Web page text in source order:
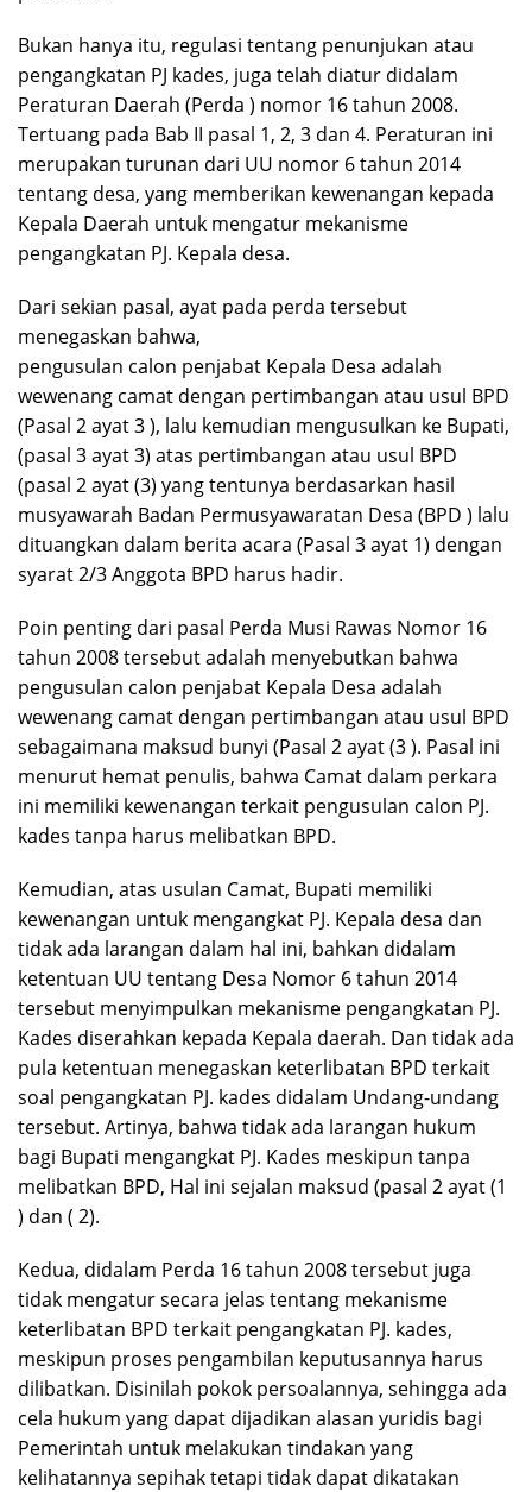
Bukan hanya itu, regulasi tentang penunjukan atau
pengangkatan PJ kades, juga telah diatur didalam
Peraturan Daerah (Perda ) nomor 16 tahun 2008.
Tertuang pada Bab II pasal 1, 2, 3 dan 4. Peraturan ini
merupakan turunan dari UU nomor 6 tahun 2014
tentang desa, yang memberikan kewenangan kepada
Kepala Daerah untuk mengatur mekanisme
pengangkatan PJ. Kepala desa.
Dari sekian pasal, ayat pada perda tersebut
menegaskan bahwa,
pengusulan calon penjabat Kepala Desa adalah
wewenang camat dengan pertimbangan atau usul BPD
(Pasal 2 ayat 3 ), lalu kemudian mengusulkan ke Bupati,
(pasal 3 ayat 3) atas pertimbangan atau usul BPD
(pasal 2 ayat (3) yang tentunya berdasarkan hasil
musyawarah Badan Permusyawaratan Desa (BPD ) lalu
dituangkan dalam berita acara (Pasal 3 ayat 1) dengan
syarat 2/3 Anggota BPD harus hadir.
Poin penting dari pasal Perda Musi Rawas Nomor 16
tahun 2008 tersebut adalah menyebutkan bahwa
pengusulan calon penjabat Kepala Desa adalah
wewenang camat dengan pertimbangan atau usul BPD
sebagaimana maksud bunyi (Pasal 2 ayat (3 ). Pasal ini
menurut hemat penulis, bahwa Camat dalam perkara
ini memiliki kewenangan terkait pengusulan calon PJ.
kades tanpa harus melibatkan BPD.
Kemudian, atas usulan Camat, Bupati memiliki
kewenangan untuk mengangkat PJ. Kepala desa dan
tidak ada larangan dalam hal ini, bahkan didalam
ketentuan UU tentang Desa Nomor 6 tahun 2014
tersebut menyimpulkan mekanisme pengangkatan PJ.
Kades diserahkan kepada Kepala daerah. Dan tidak ada
pula ketentuan menegaskan keterlibatan BPD terkait
soal pengangkatan PJ. kades didalam Undang-undang
tersebut. Artinya, bahwa tidak ada larangan hukum
bagi Bupati mengangkat PJ. Kades meskipun tanpa
melibatkan BPD, Hal ini sejalan maksud (pasal 2 ayat (1
) dan ( 2).
Kedua, didalam Perda 16 tahun 2008 tersebut juga
tidak mengatur secara jelas tentang mekanisme
keterlibatan BPD terkait pengangkatan PJ. kades,
meskipun proses pengambilan keputusannya harus
dilibatkan. Disinilah pokok persoalannya, sehingga ada
cela hukum yang dapat dijadikan alasan yuridis bagi
Pemerintah untuk melakukan tindakan yang
kelihatannya sepihak tetapi tidak dapat dikatakan